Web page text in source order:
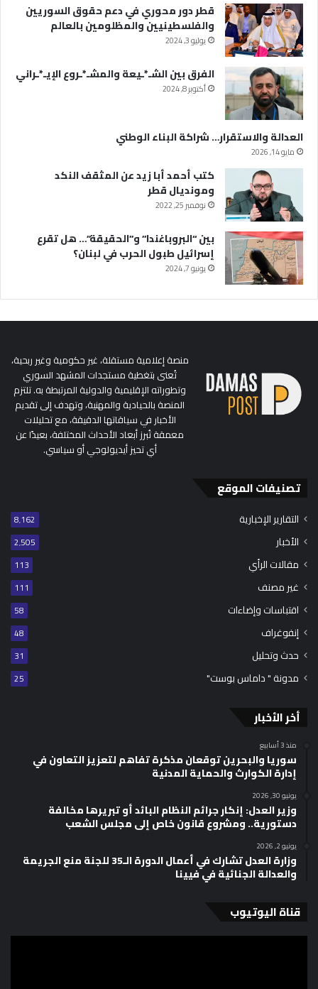
قطر دور محوري في دعم حقوق السوريين
والفلسطينيين والمظلومين بالعالم
يوليو 3, 2024
الفرق بين الشـ*ـيعة والمشـ*ـروع الإيـ*ـراني
أكتوبر 8, 2024
العدالة والاستقرار… شراكة البناء الوطني
مايو 14, 2026
كتب أحمد أبا زيد عن المثقف النكد
ومونديال قطر
نوفمبر 25, 2022
بين “البروباغندا” و”الحقيقة”… هل تقرع
إسرائيل طبول الحرب في لبنان؟
يونيو 7, 2024
منصة إعلامية مستقلة، غير حكومية وغير ربحية،
تُعنى بتغطية مستجدات المشهد السوري
وتطوراته الإقليمية والدولية المرتبطة به. تلتزم
المنصة بالحيادية والمهنية، وتهدف إلى تقديم
الأخبار في سياقاتها الدقيقة، مع تحليلات
معمقة تُبرز أبعاد الأحداث المختلفة، بعيدًا عن
أي تحيز أيديولوجي أو سياسي.
تصنيفات الموقع
التقارير الإخبارية 8٬162
الأخبار 2٬505
مقالات الرأي 113
غير مصنف 111
اقتباسات وإضاءات 58
إنفوغراف 48
حدث وتحليل 31
مدونة " داماس بوست" 25
أخر الأخبار
منذ 3 أسابيع
سوريا والبحرين توقعان مذكرة تفاهم لتعزيز التعاون في
إدارة الكوارث والحماية المدنية
يونيو 30, 2026
وزير العدل: إنكار جرائم النظام البائد أو تبريرها مخالفة
دستورية.. ومشروع قانون خاص إلى مجلس الشعب
يونيو 2, 2026
وزارة العدل تشارك في أعمال الدورة الـ35 للجنة منع الجريمة
والعدالة الجنائية في فيينا
قناة اليوتيوب